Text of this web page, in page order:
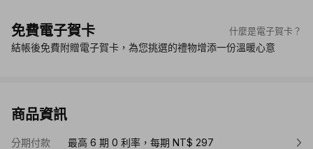
免費電子賀卡 什麼是電子賀卡？
結帳後免費附贈電子賀卡，為您挑選的禮物增添一份溫暖心意
商品資訊
分期付款
最高 6 期 0 利率，每期 NT$ 297